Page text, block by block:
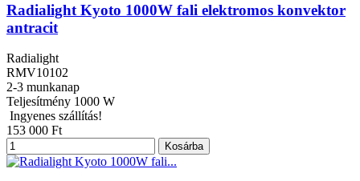
Radialight Kyoto 1000W fali elektromos konvektor
antracit
Radialight
RMV10102
2-3 munkanap
Teljesítmény 1000 W
Ingyenes szállítás!
153 000 Ft
Kosárba